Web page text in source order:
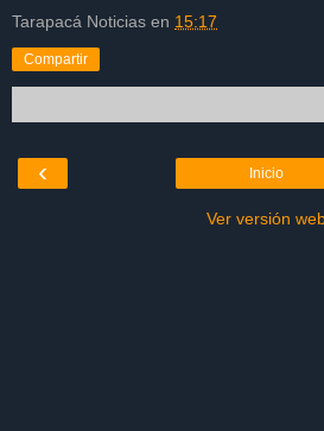
Tarapacá Noticias en 15:17
Compartir
‹ Inicio
Ver versión